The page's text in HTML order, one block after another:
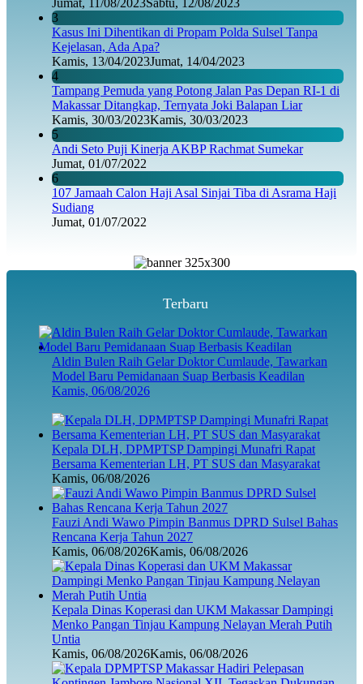
Jumat, 11/08/2023Sabtu, 12/08/2023
3
Kasus Ini Dihentikan di Propam Polda Sulsel Tanpa
Kejelasan, Ada Apa?
Kamis, 13/04/2023Jumat, 14/04/2023
4
Tampang Pemuda yang Potong Jalan Pas Depan RI-1 di
Makassar Ditangkap, Ternyata Joki Balapan Liar
Kamis, 30/03/2023Kamis, 30/03/2023
5
Andi Seto Puji Kinerja AKBP Rachmat Sumekar
Jumat, 01/07/2022
6
107 Jamaah Calon Haji Asal Sinjai Tiba di Asrama Haji
Sudiang
Jumat, 01/07/2022
Terbaru
Aldin Bulen Raih Gelar Doktor Cumlaude, Tawarkan
Model Baru Pemidanaan Suap Berbasis Keadilan
Kamis, 06/08/2026
Kepala DLH, DPMPTSP Dampingi Munafri Rapat
Bersama Kementerian LH, PT SUS dan Masyarakat
Kamis, 06/08/2026
Fauzi Andi Wawo Pimpin Banmus DPRD Sulsel Bahas
Rencana Kerja Tahun 2027
Kamis, 06/08/2026Kamis, 06/08/2026
Kepala Dinas Koperasi dan UKM Makassar Dampingi
Menko Pangan Tinjau Kampung Nelayan Merah Putih
Untia
Kamis, 06/08/2026Kamis, 06/08/2026